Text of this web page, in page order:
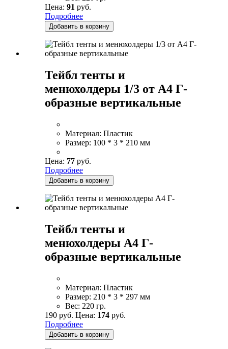
Цена: 91 руб.
Подробнее
Добавить в корзину
Тейбл тенты и
менюхолдеры 1/3 от А4 Г-
образные вертикальные
Материал: Пластик
Размер: 100 * 3 * 210 мм
Цена: 77 руб.
Подробнее
Добавить в корзину
Тейбл тенты и
менюхолдеры А4 Г-
образные вертикальные
Материал: Пластик
Размер: 210 * 3 * 297 мм
Вес: 220 гр.
190 руб. Цена: 174 руб.
Подробнее
Добавить в корзину